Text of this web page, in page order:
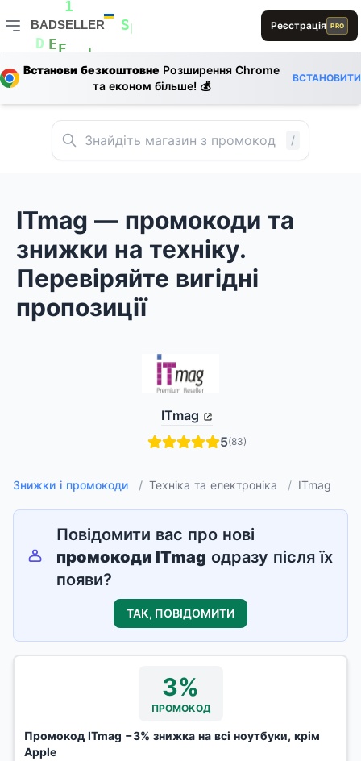
1
E
0
E
L
L
BADSELLER
BADSELLER — порівняння цін і знижки
Реєстрація PRO
Встанови безкоштовне Розширення Chrome
та економ більше! 💰
ВСТАНОВИТИ
/
ITmag — промокоди та
знижки на техніку.
Перевіряйте вигідні
пропозиції
ITmag
5(83)
Знижки і промокоди / Техніка та електроніка / ITmag
Повідомити вас про нові
промокоди ITmag одразу після їх
появи?
ТАК, ПОВІДОМИТИ
3%
ПРОМОКОД
Промокод ITmag −3% знижка на всі ноутбуки, крім
Apple